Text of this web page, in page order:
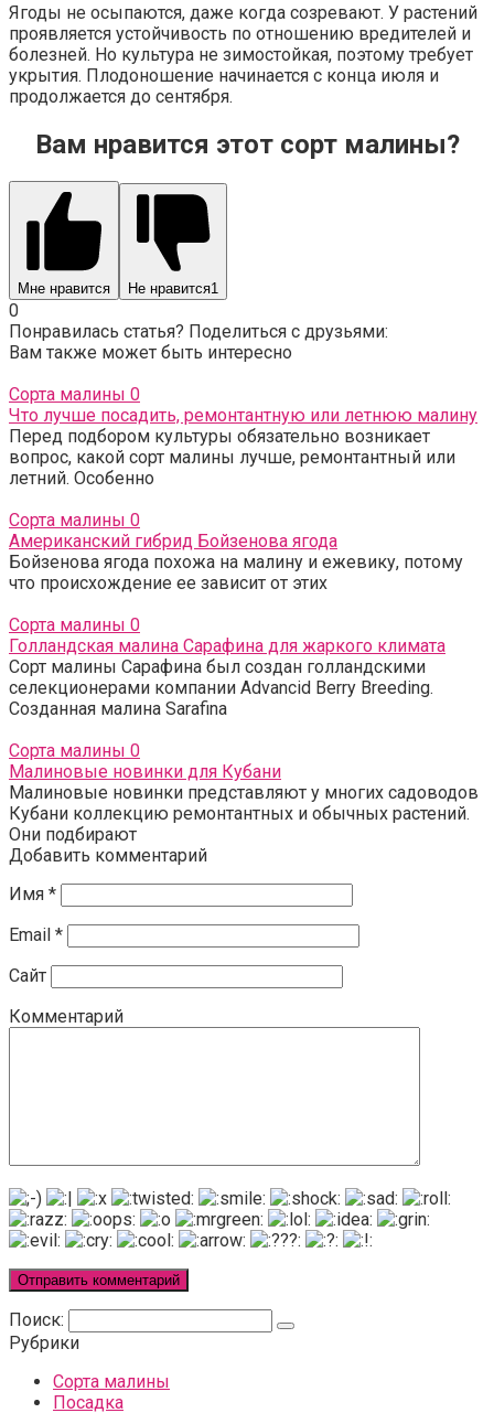
Ягоды не осыпаются, даже когда созревают. У растений
проявляется устойчивость по отношению вредителей и
болезней. Но культура не зимостойкая, поэтому требует
укрытия. Плодоношение начинается с конца июля и
продолжается до сентября.
Вам нравится этот сорт малины?
Мне нравится Не нравится1
0
Понравилась статья? Поделиться с друзьями:
Вам также может быть интересно
Сорта малины 0
Что лучше посадить, ремонтантную или летнюю малину
Перед подбором культуры обязательно возникает
вопрос, какой сорт малины лучше, ремонтантный или
летний. Особенно
Сорта малины 0
Американский гибрид Бойзенова ягода
Бойзенова ягода похожа на малину и ежевику, потому
что происхождение ее зависит от этих
Сорта малины 0
Голландская малина Сарафина для жаркого климата
Сорт малины Сарафина был создан голландскими
селекционерами компании Advancid Berry Breeding.
Созданная малина Sarafina
Сорта малины 0
Малиновые новинки для Кубани
Малиновые новинки представляют у многих садоводов
Кубани коллекцию ремонтантных и обычных растений.
Они подбирают
Добавить комментарий
Имя *
Email *
Сайт
Комментарий
Поиск:
Рубрики
Сорта малины
Посадка